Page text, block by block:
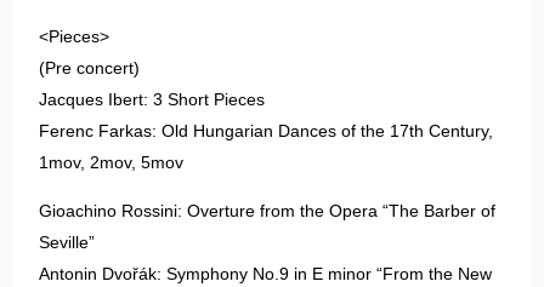
<Pieces>
(Pre concert)
Jacques Ibert: 3 Short Pieces
Ferenc Farkas: Old Hungarian Dances of the 17th Century,
1mov, 2mov, 5mov
Gioachino Rossini: Overture from the Opera “The Barber of
Seville”
Antonin Dvořák: Symphony No.9 in E minor “From the New